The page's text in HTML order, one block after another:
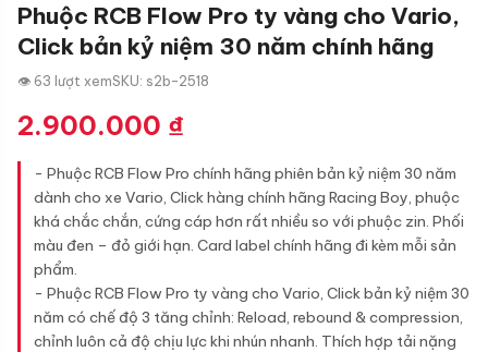
Phuộc RCB Flow Pro ty vàng cho Vario,
Click bản kỷ niệm 30 năm chính hãng
👁 63 lượt xemSKU: s2b-2518
2.900.000 ₫
- Phuộc RCB Flow Pro chính hãng phiên bản kỷ niệm 30 năm
dành cho xe Vario, Click hàng chính hãng Racing Boy, phuộc
khá chắc chắn, cứng cáp hơn rất nhiều so với phuộc zin. Phối
màu đen – đỏ giới hạn. Card label chính hãng đi kèm mỗi sản
phẩm.
- Phuộc RCB Flow Pro ty vàng cho Vario, Click bản kỷ niệm 30
năm có chế độ 3 tăng chỉnh: Reload, rebound & compression,
chỉnh luôn cả độ chịu lực khi nhún nhanh. Thích hợp tải nặng